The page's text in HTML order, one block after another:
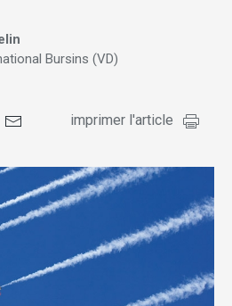
Bursins (VD)
imprimer l'article